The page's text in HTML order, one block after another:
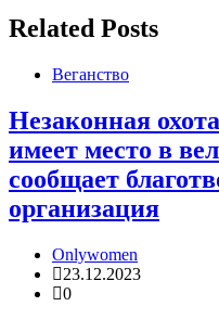
Related Posts
Веганство
Незаконная
имеет место в
сообщает
организация
Onlywomen
23.12.2023
0